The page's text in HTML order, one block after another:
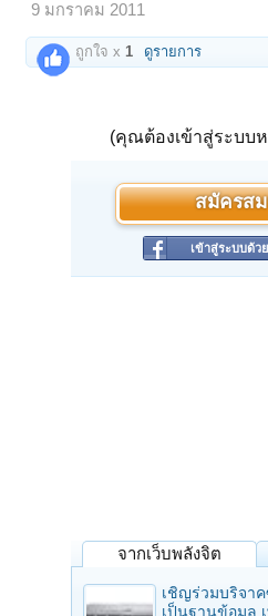
9 มกราคม 2011
ถูกใจ x1 ดูรายการ
(คุณต้องเข้าสู่ระบบ
สมัครส
เข้าสู่ระบบด้ว
จากเว็บพลังจิต
เชิญร่วมบริจา
เป็นฐานข้อมูล